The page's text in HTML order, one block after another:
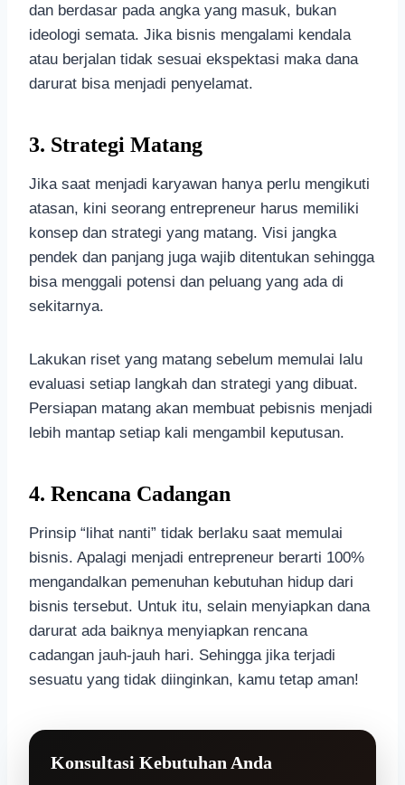
dan berdasar pada angka yang masuk, bukan
ideologi semata. Jika bisnis mengalami kendala
atau berjalan tidak sesuai ekspektasi maka dana
darurat bisa menjadi penyelamat.
3. Strategi Matang
Jika saat menjadi karyawan hanya perlu mengikuti
atasan, kini seorang entrepreneur harus memiliki
konsep dan strategi yang matang. Visi jangka
pendek dan panjang juga wajib ditentukan sehingga
bisa menggali potensi dan peluang yang ada di
sekitarnya.
Lakukan riset yang matang sebelum memulai lalu
evaluasi setiap langkah dan strategi yang dibuat.
Persiapan matang akan membuat pebisnis menjadi
lebih mantap setiap kali mengambil keputusan.
4. Rencana Cadangan
Prinsip “lihat nanti” tidak berlaku saat memulai
bisnis. Apalagi menjadi entrepreneur berarti 100%
mengandalkan pemenuhan kebutuhan hidup dari
bisnis tersebut. Untuk itu, selain menyiapkan dana
darurat ada baiknya menyiapkan rencana
cadangan jauh-jauh hari. Sehingga jika terjadi
sesuatu yang tidak diinginkan, kamu tetap aman!
Konsultasi Kebutuhan Anda